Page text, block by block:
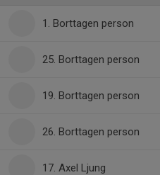
1. Borttagen person
25. Borttagen person
19. Borttagen person
26. Borttagen person
17. Axel Ljung